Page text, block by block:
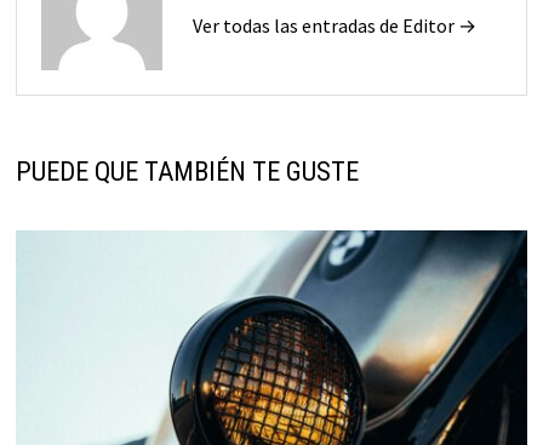
Ver todas las entradas de Editor →
PUEDE QUE TAMBIÉN TE GUSTE